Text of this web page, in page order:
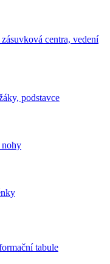
centra, vedení
podstavce
tabule